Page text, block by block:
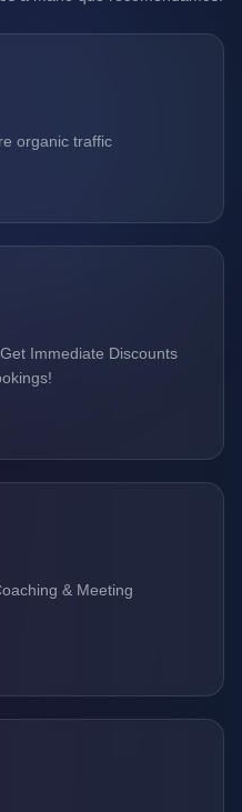
organic traffic
Immediate Discounts
& Meeting